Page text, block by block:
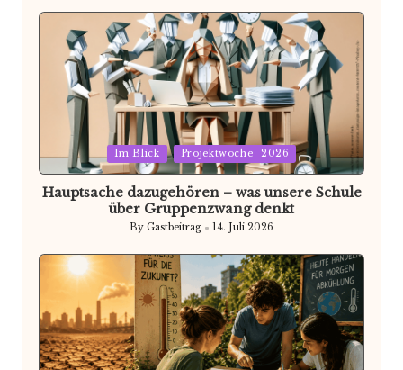
by
Posted
in
Im Blick Projektwoche_2026
Hauptsache dazugehören – was unsere Schule
über Gruppenzwang denkt
Posted
By Gastbeitrag 14. Juli 2026